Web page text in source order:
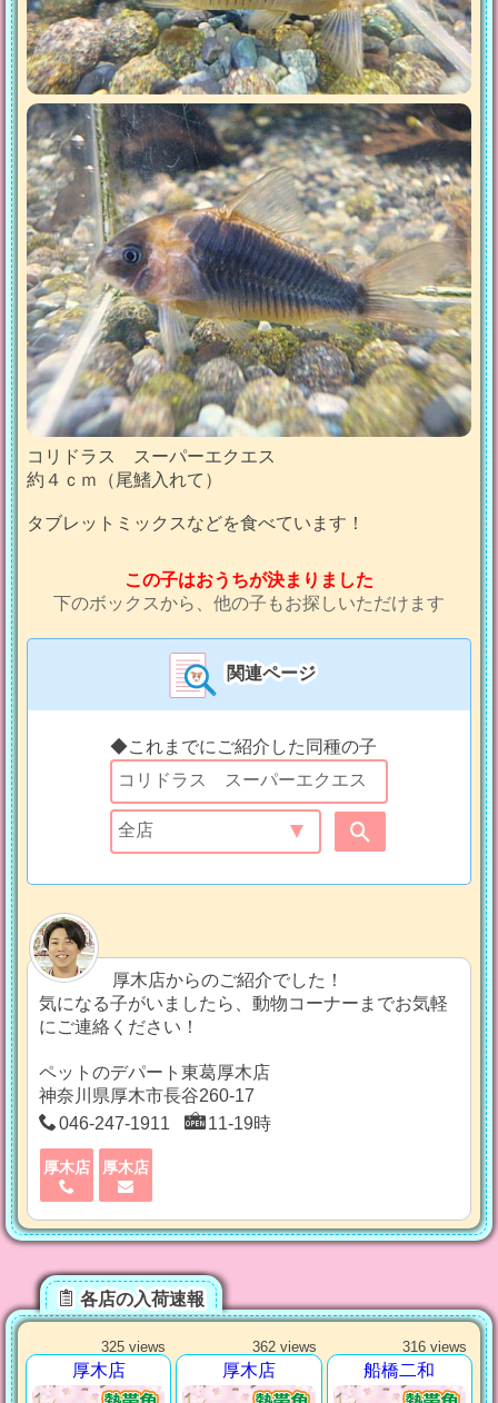
コリドラス スーパーエクエス
約４ｃｍ（尾鰭入れて）
タブレットミックスなどを食べています！
この子はおうちが決まりました
下のボックスから、他の子もお探しいただけます
関連ページ
◆これまでにご紹介した同種の子
厚木店からのご紹介でした！
気になる子がいましたら、動物コーナーまでお気軽
にご連絡ください！
ペットのデパート東葛厚木店
神奈川県厚木市長谷260-17
046-247-1911
11-19時
厚木店 厚木店
各店の入荷速報
325 views
厚木店
362 views
厚木店
316 views
船橋二和